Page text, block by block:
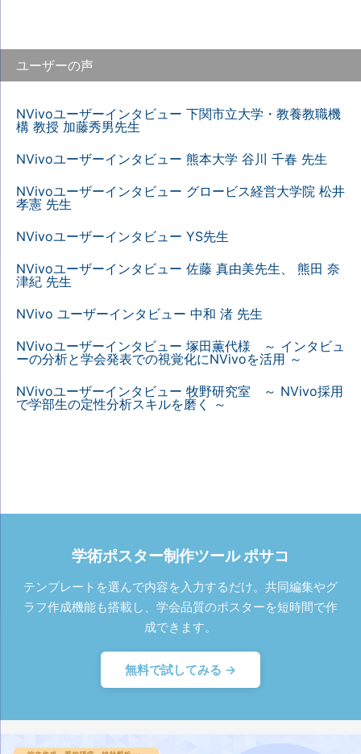
ユーザーの声
NVivoユーザーインタビュー 下関市立大学・教養教職機
構 教授 加藤秀男先生
NVivoユーザーインタビュー 熊本大学 谷川 千春 先生
NVivoユーザーインタビュー グロービス経営大学院 松井
孝憲 先生
NVivoユーザーインタビュー YS先生
NVivoユーザーインタビュー 佐藤 真由美先生、 熊田 奈
津紀 先生
NVivo ユーザーインタビュー 中和 渚 先生
NVivoユーザーインタビュー 塚田薫代様 ～ インタビュ
ーの分析と学会発表での視覚化にNVivoを活用 ～
NVivoユーザーインタビュー 牧野研究室 ～ NVivo採用
で学部生の定性分析スキルを磨く ～
学術ポスター制作ツール ポサコ
テンプレートを選んで内容を入力するだけ。共同編集やグ
ラフ作成機能も搭載し、学会品質のポスターを短時間で作
成できます。
無料で試してみる →